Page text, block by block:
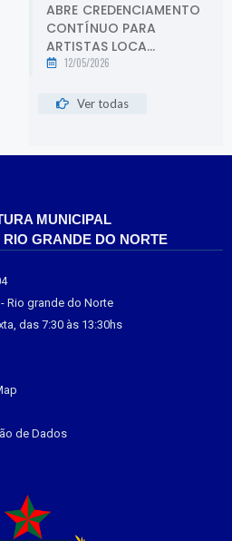
ABRE CREDENCIAMENTO
CONTÍNUO PARA
ARTISTAS LOCA...
12/05/2026
Ver todas
MUNICIPAL
GRANDE DO NORTE
- Rio grande do Norte
das 7:30 às 13:30hs
de Dados